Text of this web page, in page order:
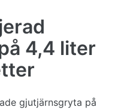
4,4 liter
gjutjärnsgryta på